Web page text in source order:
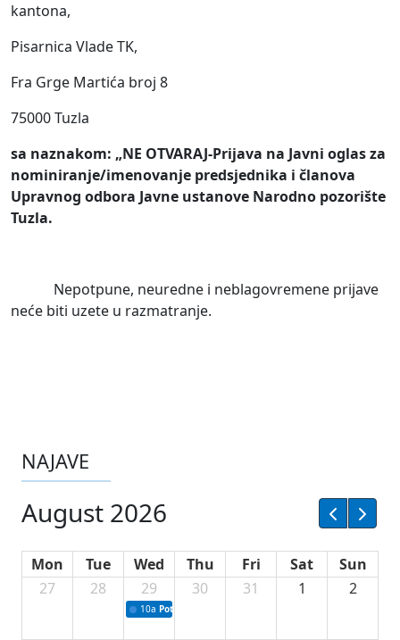
kantona,
Pisarnica Vlade TK,
Fra Grge Martića broj 8
75000 Tuzla
sa naznakom: „NE OTVARAJ-Prijava na Javni oglas za
nominiranje/imenovanje predsjednika i članova
Upravnog odbora Javne ustanove Narodno pozorište
Tuzla.
Nepotpune, neuredne i neblagovremene prijave
neće biti uzete u razmatranje.
NAJAVE
August 2026
Mon Tue Wed Thu Fri Sat
Sun
27
28 29
10a Potpisivanje ugovora sa neprofitnim
30 31 1 2